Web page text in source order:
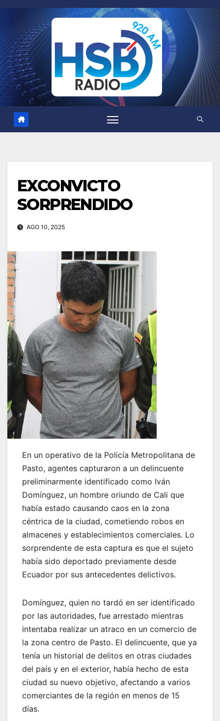
contenido
EXCONVICTO
SORPRENDIDO
AGO 10, 2025
En un operativo de la Policía Metropolitana de
Pasto, agentes capturaron a un delincuente
preliminarmente identificado como Iván
Domínguez, un hombre oriundo de Cali que
había estado causando caos en la zona
céntrica de la ciudad, cometiendo robos en
almacenes y establecimientos comerciales. Lo
sorprendente de esta captura es que el sujeto
había sido deportado previamente desde
Ecuador por sus antecedentes delictivos.
Domínguez, quien no tardó en ser identificado
por las autoridades, fue arrestado mientras
intentaba realizar un atraco en un comercio de
la zona centro de Pasto. El delincuente, que ya
tenía un historial de delitos en otras ciudades
del país y en el exterior, había hecho de esta
ciudad su nuevo objetivo, afectando a varios
comerciantes de la región en menos de 15
días.